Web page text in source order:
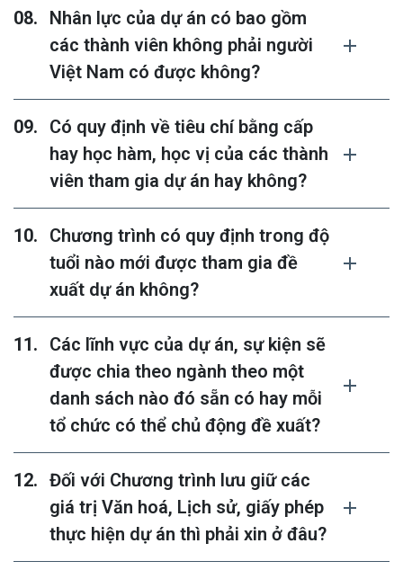
Nhân lực của dự án có bao gồm
các thành viên không phải người
Việt Nam có được không?
Có quy định về tiêu chí bằng cấp
hay học hàm, học vị của các thành
viên tham gia dự án hay không?
Chương trình có quy định trong độ
tuổi nào mới được tham gia đề
xuất dự án không?
Các lĩnh vực của dự án, sự kiện sẽ
được chia theo ngành theo một
danh sách nào đó sẵn có hay mỗi
tổ chức có thể chủ động đề xuất?
Đối với Chương trình lưu giữ các
giá trị Văn hoá, Lịch sử, giấy phép
thực hiện dự án thì phải xin ở đâu?